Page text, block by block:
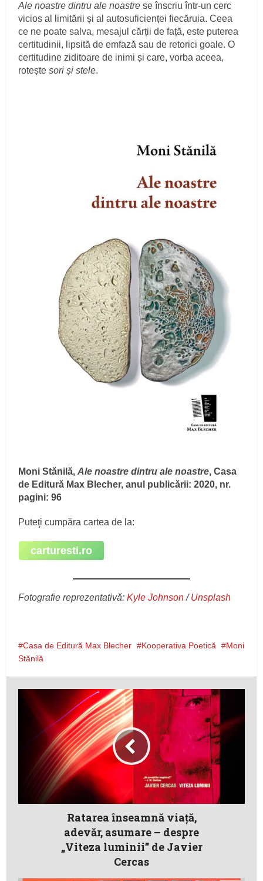
Ale noastre dintru ale noastrese înscriu într-un cerc
vicios al limitării și al autosuficienței fiecăruia. Ceea
ce ne poate salva, mesajul cărții de față, este puterea
certitudinii, lipsită de emfază sau de retorici goale. O
certitudine ziditoare de inimi și care, vorba aceea,
roteștesori și stele.
Moni Stănilă,Ale noastre dintru ale noastre, Casa
de Editură Max Blecher, anul publicării: 2020, nr.
pagini: 96
Puteţi cumpăra cartea de la:
carturesti.ro
Fotografie reprezentativă:Kyle Johnson/Unsplash
Casa de Editură Max Blecher Kooperativa Poetică
Moni
Stănilă
Ratarea înseamnă viaţă,
adevăr, asumare – despre
„Viteza luminii” de Javier
Cercas